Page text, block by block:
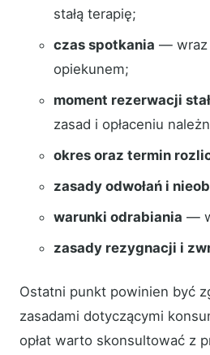
stałą terapię;
czas spotkania — wraz
opiekunem;
moment rezerwacji
zasad i opłaceniu
okres oraz termin
zasady odwołań i
warunki odrabiania —
zasady rezygnacji i
Ostatni punkt powinien być
zasadami dotyczącymi
opłat warto skonsultować z